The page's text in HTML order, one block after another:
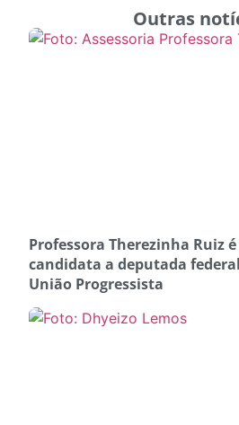
Outras
Professora Therezinha Ruiz
candidata a deputada
União Progressista